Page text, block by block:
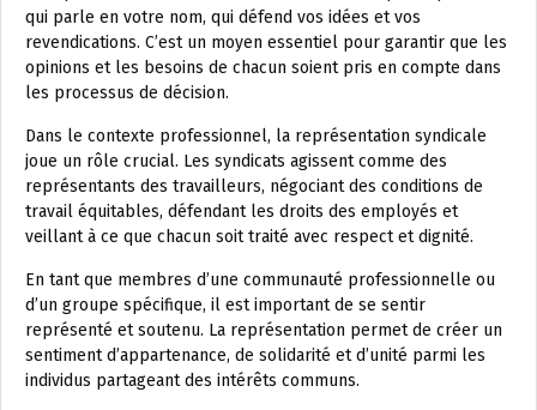
qui parle en votre nom, qui défend vos idées et vos
revendications. C’est un moyen essentiel pour garantir que les
opinions et les besoins de chacun soient pris en compte dans
les processus de décision.
Dans le contexte professionnel, la représentation syndicale
joue un rôle crucial. Les syndicats agissent comme des
représentants des travailleurs, négociant des conditions de
travail équitables, défendant les droits des employés et
veillant à ce que chacun soit traité avec respect et dignité.
En tant que membres d’une communauté professionnelle ou
d’un groupe spécifique, il est important de se sentir
représenté et soutenu. La représentation permet de créer un
sentiment d’appartenance, de solidarité et d’unité parmi les
individus partageant des intérêts communs.